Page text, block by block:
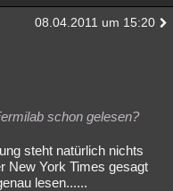
08.04.2011 um 15:20
schon gelesen?
steht natürlich nichts
New York Times gesagt
lesen......